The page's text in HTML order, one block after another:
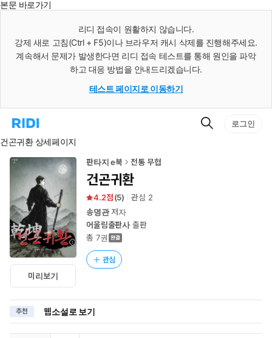
본문 바로가기
리디 접속이 원활하지 않습니다.
강제 새로 고침(Ctrl + F5)이나 브라우저 캐시 삭제를 진행해주세요.
계속해서 문제가 발생한다면 리디 접속 테스트를 통해 원인을 파악
하고 대응 방법을 안내드리겠습니다.
테스트 페이지로 이동하기
리
홈
로
이
동
검
로그인
건곤귀환 상세페이지
미리보기
판타지 e북 전통 무협
건곤귀환
4.2 (5) 관심 2
송명관저자
어울림출판사출판
총 7권
관심
추천 웹소설로 보기